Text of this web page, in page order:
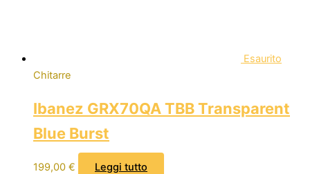
Esaurito
Chitarre
Ibanez GRX70QA TBB Transparent
Blue Burst
199,00 € Leggi tutto